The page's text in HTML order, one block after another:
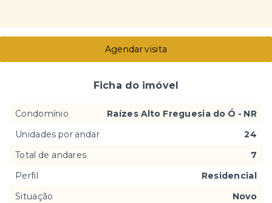
Agendar visita
Ficha do imóvel
Condomínio
Raízes Alto Freguesia do Ó - NR
Unidades por andar
24
Total de andares
7
Perfil
Residencial
Situação
Novo